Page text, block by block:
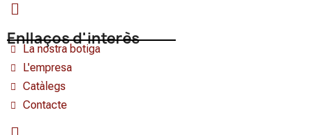
Enllaços d'interès
La nostra botiga
L'empresa
Catàlegs
Contacte